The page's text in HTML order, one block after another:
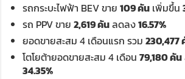
รถกระบะไฟฟ้า BEV ขาย109 คัน เพิ่มขึ้น
รถ PPV ขาย2,619 คันลดลง16.57%
ยอดขายสะสม 4 เดือนแรก รวม230,477
โตโยต้ายอดขายสะสม 4 เดือน79,180 คัน
34.35%